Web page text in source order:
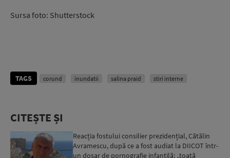
Sursa foto: Shutterstock
TAGS corund inundatii salina praid stiri interne
CITEȘTE ȘI
Reacția fostului consilier prezidențial, Cătălin
Avramescu, după ce a fost audiat la DIICOT într-
un dosar de pornografie infantilă: „toată